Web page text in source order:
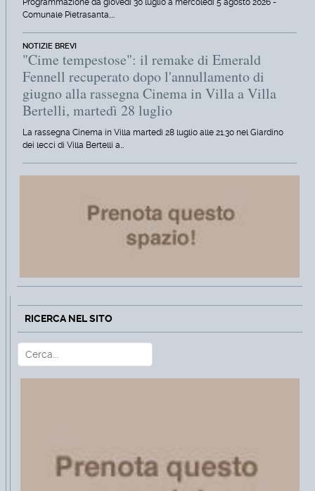
Comunale Pietrasanta,…
NOTIZIE BREVI
"Cime tempestose": il remake di Emerald
Fennell recuperato dopo l'annullamento di
giugno alla rassegna Cinema in Villa a Villa
Bertelli, martedì 28 luglio
La rassegna Cinema in Villa martedì 28 luglio alle 21.30 nel Giardino
dei lecci di Villa Bertelli a…
RICERCA NEL SITO
Cerca Type 2 or more characters for